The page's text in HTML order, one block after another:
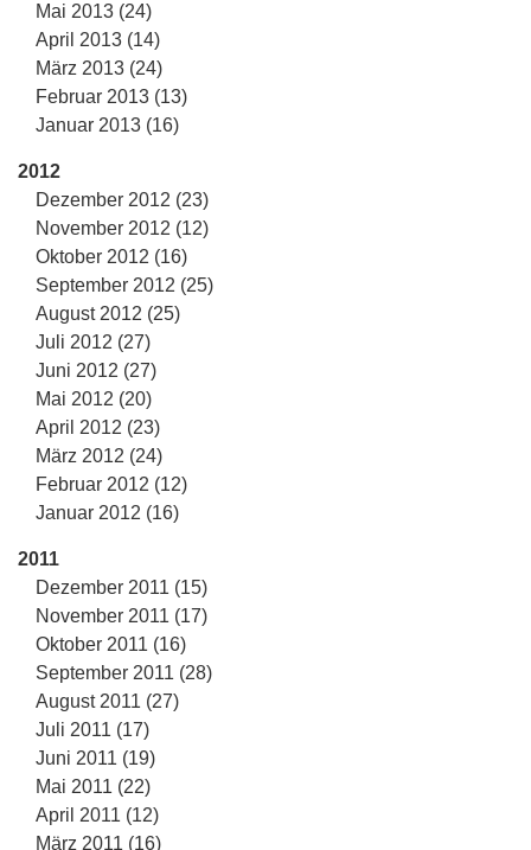
Mai 2013 (24)
April 2013 (14)
März 2013 (24)
Februar 2013 (13)
Januar 2013 (16)
2012
Dezember 2012 (23)
November 2012 (12)
Oktober 2012 (16)
September 2012 (25)
August 2012 (25)
Juli 2012 (27)
Juni 2012 (27)
Mai 2012 (20)
April 2012 (23)
März 2012 (24)
Februar 2012 (12)
Januar 2012 (16)
2011
Dezember 2011 (15)
November 2011 (17)
Oktober 2011 (16)
September 2011 (28)
August 2011 (27)
Juli 2011 (17)
Juni 2011 (19)
Mai 2011 (22)
April 2011 (12)
März 2011 (16)